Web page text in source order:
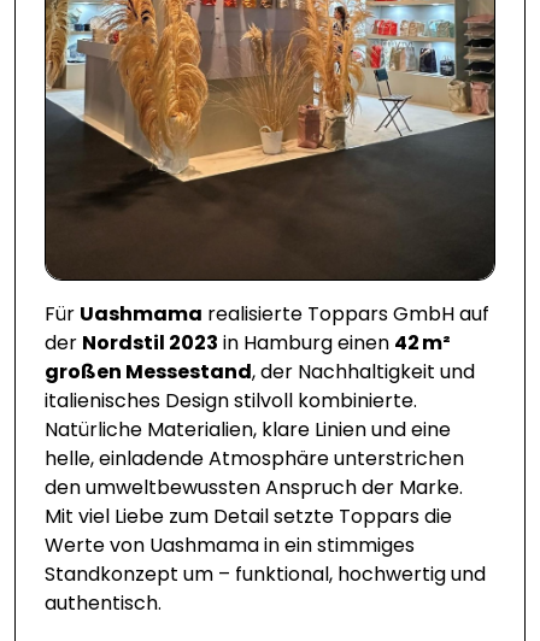
Für Uashmama realisierte Toppars GmbH auf
der Nordstil 2023 in Hamburg einen 42 m²
großen Messestand, der Nachhaltigkeit und
italienisches Design stilvoll kombinierte.
Natürliche Materialien, klare Linien und eine
helle, einladende Atmosphäre unterstrichen
den umweltbewussten Anspruch der Marke.
Mit viel Liebe zum Detail setzte Toppars die
Werte von Uashmama in ein stimmiges
Standkonzept um – funktional, hochwertig und
authentisch.